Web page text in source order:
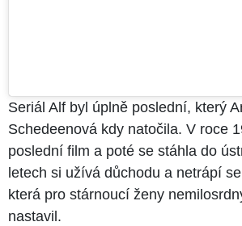
Seriál Alf byl úplně poslední, který
Schedeenová kdy natočila. V roce
poslední film a poté se stáhla do
letech si užívá důchodu a netrápí
která pro stárnoucí ženy
nastavil.